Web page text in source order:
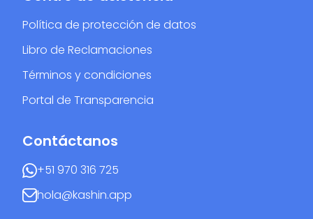
Política de protección de datos
Libro de Reclamaciones
Términos y condiciones
Portal de Transparencia
Contáctanos
+51 970 316 725
hola@kashin.app